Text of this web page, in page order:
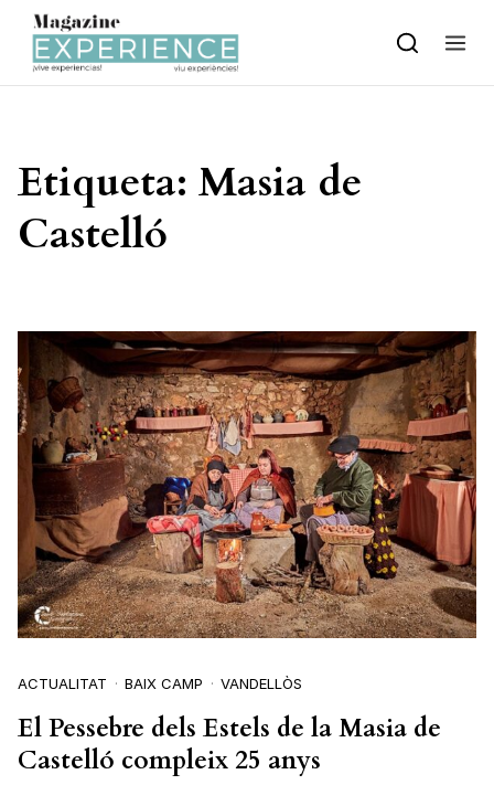
Skip to content
Etiqueta: Masia de
Castelló
ACTUALITAT BAIX CAMP VANDELLÒS
El Pessebre dels Estels de la Masia de
Castelló compleix 25 anys